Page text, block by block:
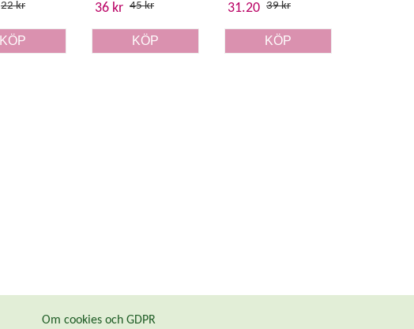
22 kr
KÖP
36 kr 45 kr
KÖP
31.20 39 kr
KÖP
Om cookies och GDPR